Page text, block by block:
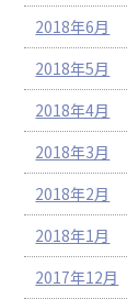
2018年6月
2018年5月
2018年4月
2018年3月
2018年2月
2018年1月
2017年12月